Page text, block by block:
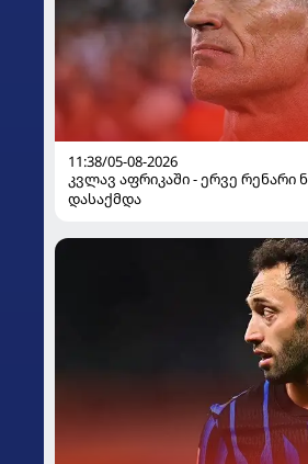
11:38/05-08-2026
კვლავ აფრიკაში - ერვე რენარი
დასაქმდა